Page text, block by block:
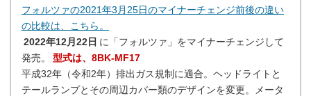
フォルツァの2021年3月25日のマイナーチェンジ前後の違い
の比較は、こちら。
2022年12月22日 に「フォルツァ」をマイナーチェンジして
発売。
型式は、8BK-MF17
平成32年（令和2年）排出ガス規制に適合。ヘッドライトと
テールランプとその周辺カバー類のデザインを変更。メータ